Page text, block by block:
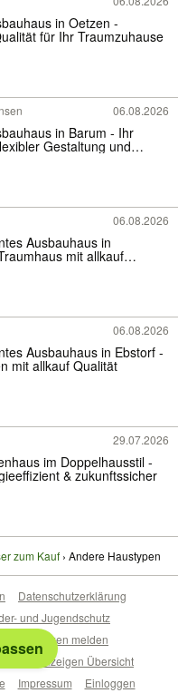
in Oetzen -
für Ihr Traumzuhause
06.08.2026
in Barum - Ihr
Gestaltung und
06.08.2026
Ausbauhaus in
mit allkauf
06.08.2026
Ausbauhaus in Ebstorf -
mit allkauf Qualität
29.07.2026
im Doppelhausstil -
& zukunftssicher
zum Kauf Andere Haustypen
Datenschutzerklärung
und Jugendschutz
melden
Anzeigen Übersicht
Impressum Einloggen